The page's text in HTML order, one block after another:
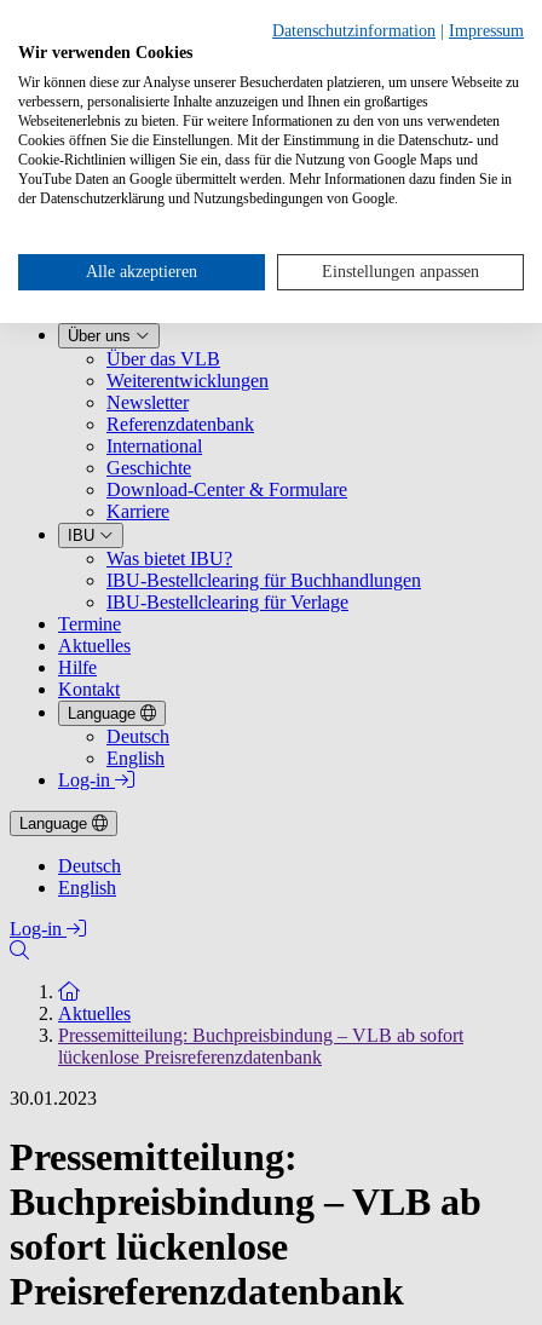
Leistungen
VLB kennenlernen
Für Selfpublisher
Für Dienstleister
Über uns
Über das VLB
Weiterentwicklungen
Newsletter
Referenzdatenbank
International
Geschichte
Download-Center & Formulare
Karriere
IBU
Was bietet IBU?
IBU-Bestellclearing für Buchhandlungen
IBU-Bestellclearing für Verlage
Termine
Aktuelles
Hilfe
Kontakt
Language
Deutsch
English
Log-in
Language
Deutsch
English
Log-in
Zur Startseite
Aktuelles
Pressemitteilung: Buchpreisbindung – VLB ab sofort
lückenlose Preisreferenzdatenbank
30.01.2023
Pressemitteilung:
Buchpreisbindung – VLB ab
sofort lückenlose
Preisreferenzdatenbank
Datenschutzinformation
Impressum
Wir verwenden Cookies
Wir können diese zur Analyse unserer Besucherdaten platzieren, um unsere Webseite zu
verbessern, personalisierte Inhalte anzuzeigen und Ihnen ein großartiges
Webseitenerlebnis zu bieten. Für weitere Informationen zu den von uns verwendeten
Cookies öffnen Sie die Einstellungen. Mit der Einstimmung in die Datenschutz- und
Cookie-Richtlinien willigen Sie ein, dass für die Nutzung von Google Maps und
YouTube Daten an Google übermittelt werden. Mehr Informationen dazu finden Sie in
der Datenschutzerklärung und Nutzungsbedingungen von Google.
Alle akzeptieren Einstellungen anpassen